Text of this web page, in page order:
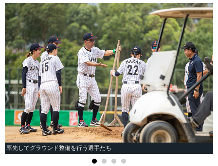
率先してグラウンド整備を行う選手たち